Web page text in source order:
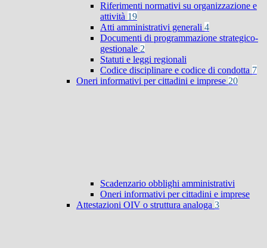
Riferimenti normativi su organizzazione e
attività 19
Atti amministrativi generali 4
Documenti di programmazione strategico-
gestionale 2
Statuti e leggi regionali
Codice disciplinare e codice di condotta 7
Oneri informativi per cittadini e imprese 20
Scadenzario obblighi amministrativi
Oneri informativi per cittadini e imprese
Attestazioni OIV o struttura analoga 3